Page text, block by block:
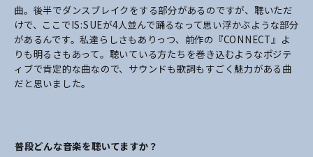
曲。後半でダンスブレイクをする部分があるのですが、聴いただ
けで、ここでIS:SUEが4人並んで踊るなって思い浮かぶような部分
があるんです。私達らしさもありっつ、前作の『CONNECT』よ
りも明るさもあって。聴いている方たちを巻き込むようなポジテ
ィブで肯定的な曲なので、サウンドも歌詞もすごく魅力がある曲
だと思いました。
――普段どんな音楽を聴いてますか？